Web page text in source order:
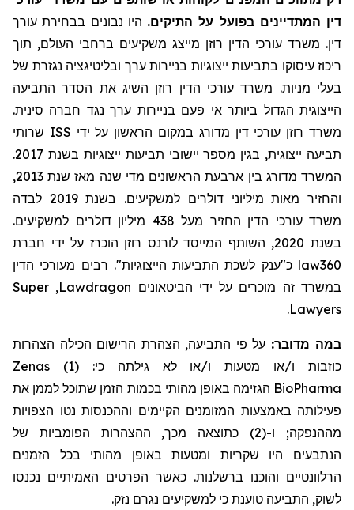
דין המתדיינים בפועל על התיקים. היו נבונים בבחירת עורך
דין. משרד עורכי הדין רוזן מייצג משקיעים ברחבי העולם, תוך
ריכוז עיסוקו בתביעות ייצוגיות בניירות ערך ובליטיגציה נגזרת של
בעלי מניות. משרד עורכי הדין רוזן השיג את הסדר התביעה
הייצוגית הגדול ביותר אי פעם בניירות ערך נגד חברה סינית.
משרד רוזן עורכי דין מדורג במקום הראשון על ידי ISS שרותי
תביעה ייצוגית, בגין מספר יישובי תביעות ייצוגיות בשנת 2017.
המשרד מדורג בין ארבעת הראשונים מדי שנה מאז שנת 2013,
והחזיר מאות מיליוני דולרים למשקיעים. בשנת 2019 לבדה
משרד עורכי הדין החזיר מעל
438 מיליון דולרים למשקיעים.
בשנת 2020, השותף המייסד לורנס רוזן הוכרז על ידי חברת
law360 כ"ענק לשכת התביעות הייצוגיות". רבים מעורכי הדין
במשרד זה מוכרים על ידי הביטאונים Lawdragon
,
Super
Lawyers
.
במה מדובר: על פי התביעה, הצהרת הרישום הכילה הצהרות
כוזבות ו/או מטעות ו/או לא גילתה כי: (1)
Zenas
BioPharma הגזימה באופן מהותי בכמות הזמן שתוכל לממן את
פעילותה באמצעות המזומנים הקיימים וההכנסות נטו הצפויות
מההנפקה; ו-(2) כתוצאה מכך, ההצהרות הפומביות של
הנתבעים היו שקריות ומטעות באופן מהותי בכל הזמנים
הרלוונטיים והוכנו ברשלנות. כאשר הפרטים האמיתיים נכנסו
לשוק, התביעה טוענת כי למשקיעים נגרם נזק.